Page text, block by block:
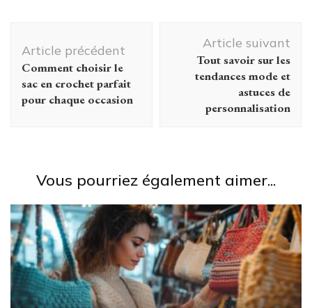
assurés à la
maison
restaurant
d'article
Article précédent
Comment choisir le
sac en crochet parfait
pour chaque occasion
Article suivant
Tout savoir sur les
tendances mode et
astuces de
personnalisation
Vous pourriez également aimer...